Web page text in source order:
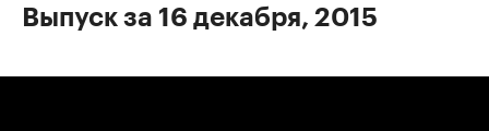
Выпуск за 16 декабря, 2015